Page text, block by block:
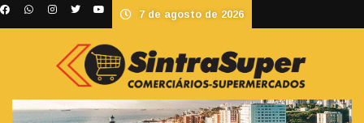
7 de agosto de 2026